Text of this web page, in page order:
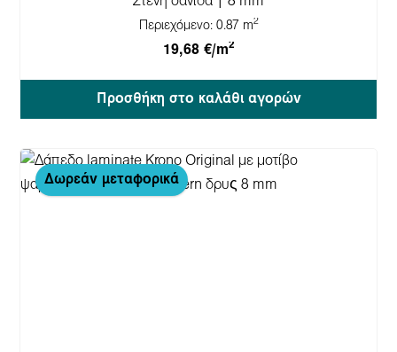
Περιεχόμενο: 0.87 m2
19,68 €/m2
Προσθήκη στο καλάθι αγορών
Δωρεάν μεταφορικά